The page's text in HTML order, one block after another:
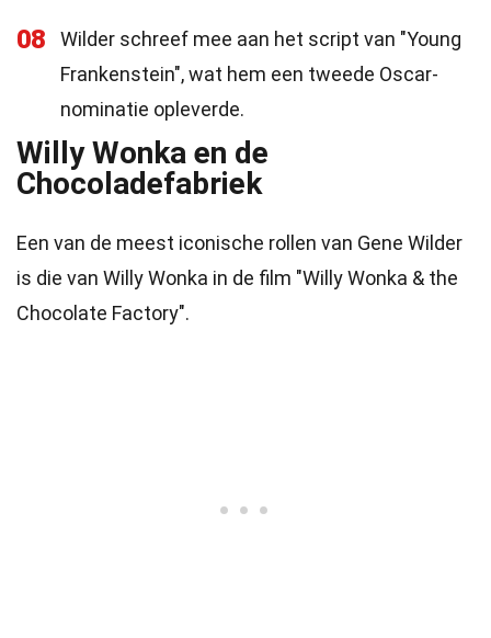
08
Wilder schreef mee aan het script van "Young
Frankenstein", wat hem een tweede Oscar-
nominatie opleverde.
Willy Wonka en de
Chocoladefabriek
Een van de meest iconische rollen van Gene Wilder
is die van Willy Wonka in de film "Willy Wonka & the
Chocolate Factory".